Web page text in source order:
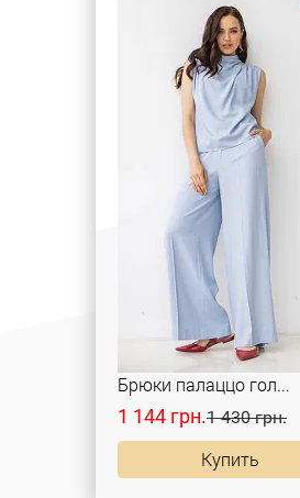
Брюки палаццо гол...
1 144 грн.1 430 грн.
Купить